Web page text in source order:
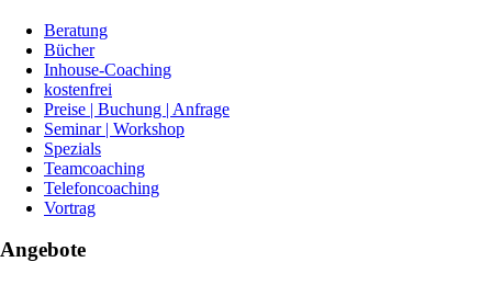
Beratung
Bücher
Inhouse-Coaching
kostenfrei
Preise | Buchung | Anfrage
Seminar | Workshop
Spezials
Teamcoaching
Telefoncoaching
Vortrag
Angebote